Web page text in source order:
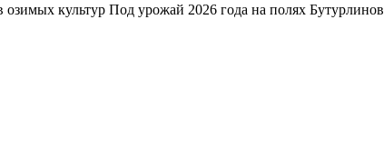
культур Под урожай 2026 года на полях